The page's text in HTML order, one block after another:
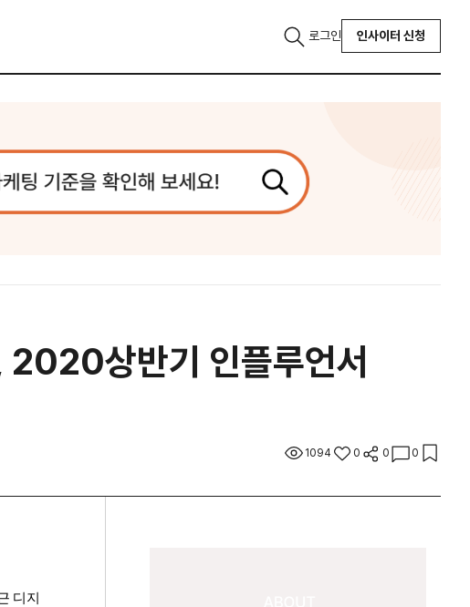
로그인 인사이터 신청
상반기 인플루언서
1094 0 0 0
디지